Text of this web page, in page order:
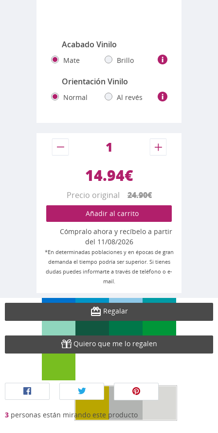
Acabado Vinilo
Mate Brillo
Orientación Vinilo
Normal Al revés
14.94€
Precio original24.90€
Añadir al carrito
Cómpralo ahora y recíbelo a partir
del 11/08/2026
*En determinadas poblaciones y en épocas de gran
demanda el tiempo podría ser superior. Si tienes
dudas puedes informarte a través de teléfono o e-
mail.
Regalar
Quiero que me lo regalen
3 personas están mirando este producto